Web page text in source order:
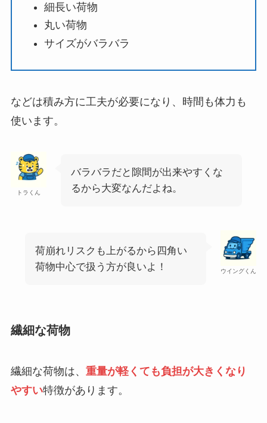
細長い荷物
丸い荷物
サイズがバラバラ
などは積み方に工夫が必要になり、時間も体力も
使います。
トラくん
バラバラだと隙間が出来やすくな
るから大変なんだよね。
ウイングくん
荷崩れリスクも上がるから四角い
荷物中心で扱う方が良いよ！
繊細な荷物
繊細な荷物は、 重量が軽くても負担が大きくなり
やすい特徴があります。